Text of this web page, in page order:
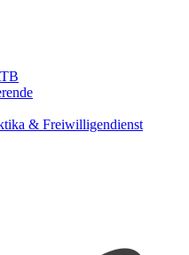
& Freiwilligendienst